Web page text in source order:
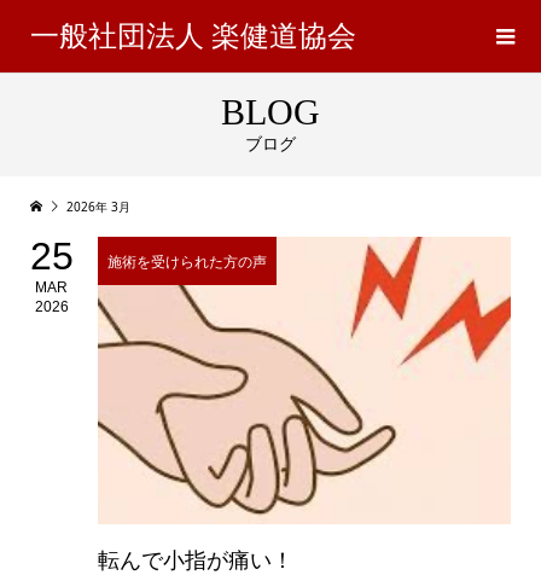
一般社団法人 楽健道協会
BLOG
ブログ
2026年 3月
25
MAR
2026
施術を受けられた方の声
転んで小指が痛い！